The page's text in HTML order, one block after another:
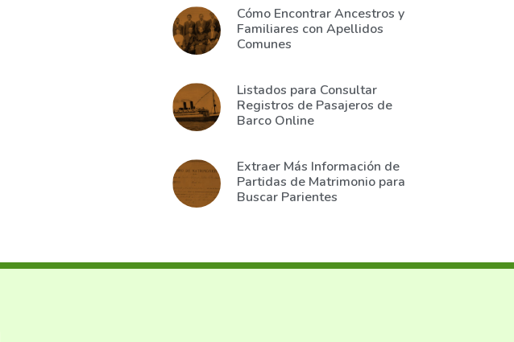
Cómo Encontrar Ancestros y
Familiares con Apellidos
Comunes
Listados para Consultar
Registros de Pasajeros de
Barco Online
Extraer Más Información de
Partidas de Matrimonio para
Buscar Parientes